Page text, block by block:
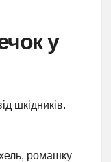
у
шкідників.
ромашку